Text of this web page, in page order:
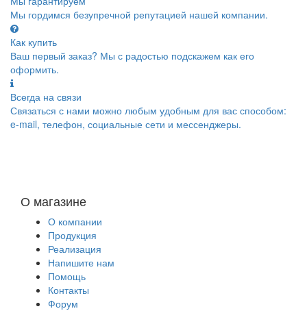
Мы гордимся безупречной репутацией нашей компании.
Как купить
Ваш первый заказ? Мы с радостью подскажем как его
оформить.
Всегда на связи
Связаться с нами можно любым удобным для вас способом:
e-mail, телефон, социальные сети и мессенджеры.
О магазине
О компании
Продукция
Реализация
Напишите нам
Помощь
Контакты
Форум